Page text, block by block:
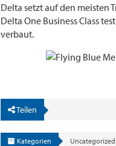
Delta setzt auf den meisten
Delta One Business Class
verbaut.
Teilen
Kategorien Uncategorized